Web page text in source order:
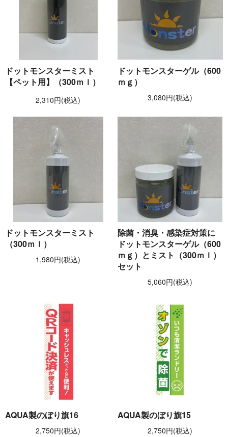
ドットモンスターミスト
【ペット用】（300ｍｌ）
2,310円(税込)
ドットモンスターゲル（600
ｍｇ）
3,080円(税込)
ドットモンスターミスト
（300ｍｌ）
1,980円(税込)
除菌・消臭・感染症対策に
ドットモンスターゲル（600
ｍｇ）とミスト（300ｍｌ）
セット
5,060円(税込)
AQUA製のぼり旗16
2,750円(税込)
AQUA製のぼり旗15
2,750円(税込)